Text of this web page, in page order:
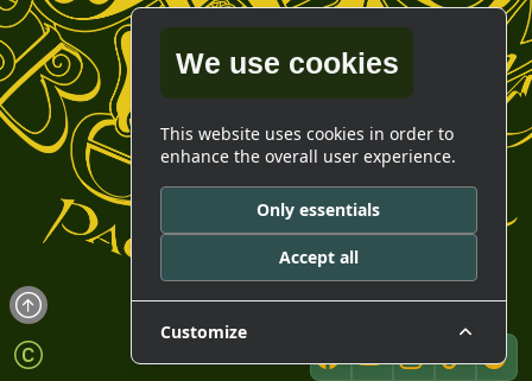
We use cookies
This website uses cookies in order to
enhance the overall user experience.
Only essentials
Accept all
Customize